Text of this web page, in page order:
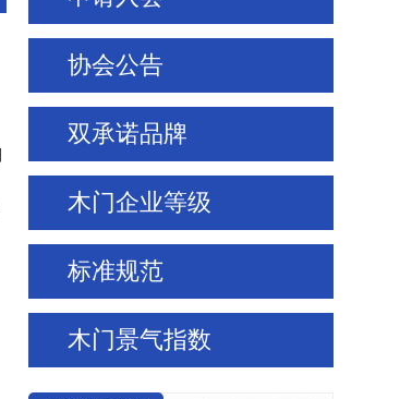
协会公告
双承诺品牌
木门企业等级
标准规范
木门景气指数
广东润成创展木业有限公司
梦天家居集团股份有限公司
山东万家园木业有限公司
浙江金迪门业有限公司